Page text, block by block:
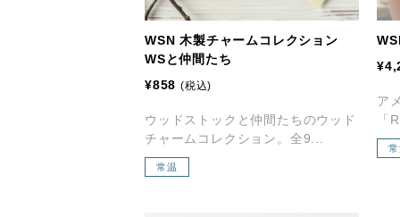
WSN 木製チャームコレクション
WSと仲間たち
¥858 (税込)
ウッドストックと仲間たちのウッド
チャームコレクション。全9...
常温
ア
「